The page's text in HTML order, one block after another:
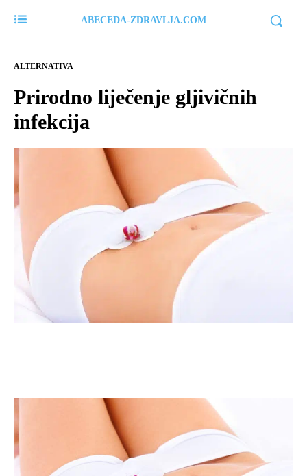
ABECEDA-ZDRAVLJA.COM
ALTERNATIVA
Prirodno liječenje gljivičnih
infekcija